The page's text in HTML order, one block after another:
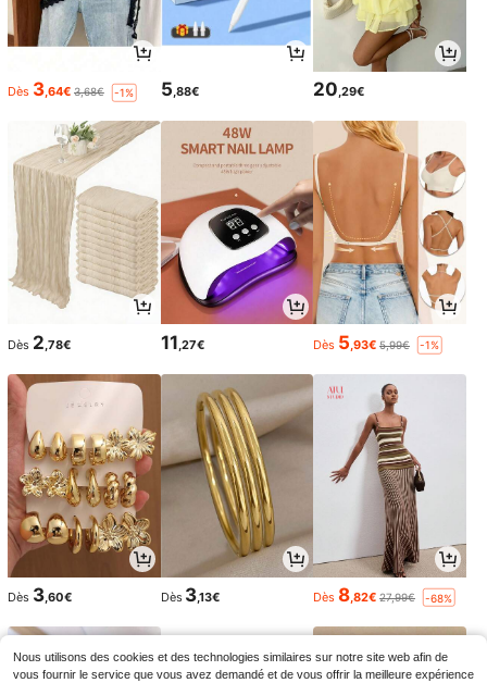
Dès 3,64€ 3,68€ -1% 5,88€ 20,29€
Dès 2 ,78€ 11 ,27€ Dès 5 ,93€ 5,99€ -1%
Dès 3,60€ Dès 3,13€ Dès 8,82€ 27,99€ -68%
Nous utilisons des cookies et des technologies similaires sur notre site web afin de
vous fournir le service que vous avez demandé et de vous offrir la meilleure expérience